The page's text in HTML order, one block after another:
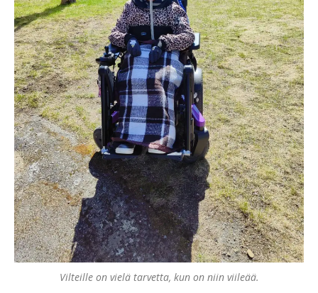
Vilteille on vielä tarvetta, kun on niin viileää.